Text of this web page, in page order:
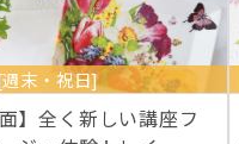
末・祝日]
面】全く新しい講座フ